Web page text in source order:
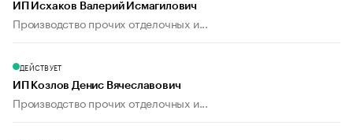
ИП Исхаков Валерий Исмагилович
Производство прочих отделочных и...
ДЕЙСТВУЕТ
ИП Козлов Денис Вячеславович
Производство прочих отделочных и...